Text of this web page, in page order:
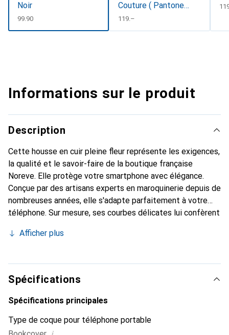
Noir
CHF
99.90
Couture ( Pantone
#d85827b )
CHF
119.–
Informations sur le produit
Description
Cette housse en cuir pleine fleur représente les exigences,
la qualité et le savoir-faire de la boutique française
Noreve. Elle protège votre smartphone avec élégance.
Conçue par des artisans experts en maroquinerie depuis de
nombreuses années, elle s'adapte parfaitement à votre
téléphone. Sur mesure, ses courbes délicates lui confèrent
chic et essentiel pour votre smartphone. Reconnaître
marque Noreve est un choix sûr pour une clientèle
exigeante.
Afficher plus
Spécifications
Spécifications principales
Type de coque pour téléphone portable